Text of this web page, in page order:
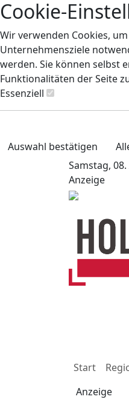
Cookie-
Wir verwenden Cookies,
Unternehmensziele
werden. Sie können selbst
Funktionalitäten der Seite
Essenziell
Auswahl bestätigen
Samstag,
Anzeige
Start
Anzeige